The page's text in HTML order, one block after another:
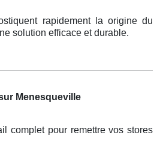
rapidement la origine du
solution efficace et durable.
Menesqueville
complet pour remettre vos stores